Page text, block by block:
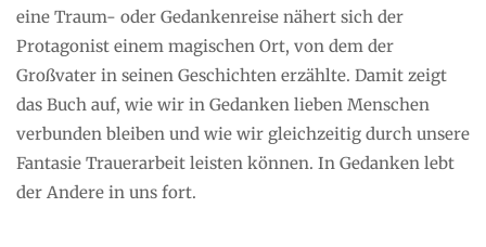
eine Traum- oder Gedankenreise nähert sich der
Protagonist einem magischen Ort, von dem der
Großvater in seinen Geschichten erzählte. Damit zeigt
das Buch auf, wie wir in Gedanken lieben Menschen
verbunden bleiben und wie wir gleichzeitig durch unsere
Fantasie Trauerarbeit leisten können. In Gedanken lebt
der Andere in uns fort.